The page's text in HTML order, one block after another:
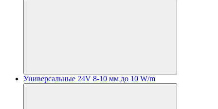
Универсальные 24V 8-10 мм до 10 W/m